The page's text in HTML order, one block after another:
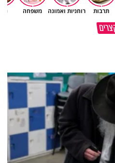
תרבות רוחניות ואמונה משפחה
כל קושי שחווית היה ניסיון